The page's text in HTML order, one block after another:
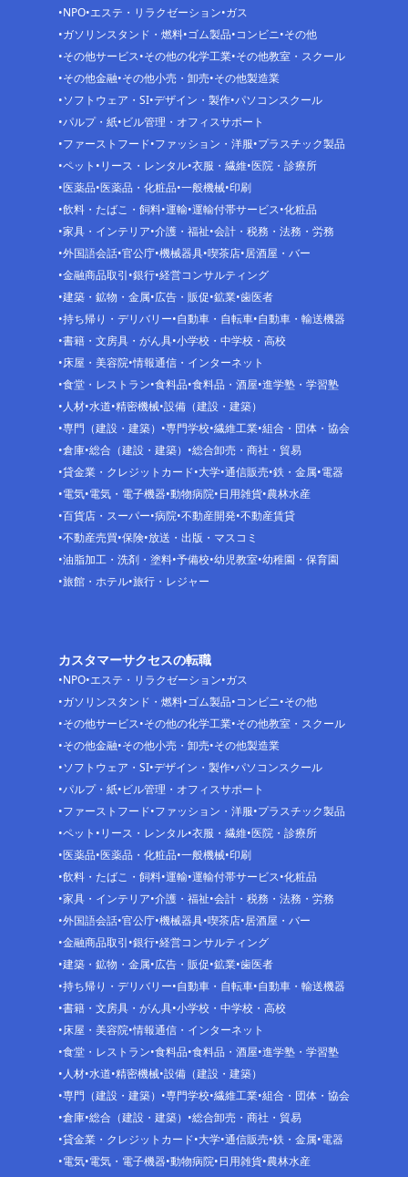
NPO エステ・リラクゼーション ガス
ガソリンスタンド・燃料 ゴム製品 コンビニ その他
その他サービス その他の化学工業 その他教室・スクール
その他金融 その他小売・卸売 その他製造業
ソフトウェア・SI デザイン・製作 パソコンスクール
パルプ・紙 ビル管理・オフィスサポート
ファーストフード ファッション・洋服 プラスチック製品
ペット リース・レンタル 衣服・繊維 医院・診療所
医薬品 医薬品・化粧品 一般機械 印刷
飲料・たばこ・飼料 運輸 運輸付帯サービス 化粧品
家具・インテリア 介護・福祉 会計・税務・法務・労務
外国語会話 官公庁 機械器具 喫茶店 居酒屋・バー
金融商品取引 銀行 経営コンサルティング
建築・鉱物・金属 広告・販促 鉱業 歯医者
持ち帰り・デリバリー 自動車・自転車 自動車・輸送機器
書籍・文房具・がん具 小学校・中学校・高校
床屋・美容院 情報通信・インターネット
食堂・レストラン 食料品 食料品・酒屋 進学塾・学習塾
人材 水道 精密機械 設備（建設・建築）
専門（建設・建築）
専門学校 繊維工業 組合・団体・協会
倉庫 総合（建設・建築）
総合卸売・商社・貿易
貸金業・クレジットカード 大学 通信販売 鉄・金属 電器
電気 電気・電子機器 動物病院 日用雑貨 農林水産
百貨店・スーパー 病院 不動産開発 不動産賃貸
不動産売買 保険 放送・出版・マスコミ
油脂加工・洗剤・塗料 予備校 幼児教室 幼稚園・保育園
旅館・ホテル 旅行・レジャー
カスタマーサクセスの転職
NPO エステ・リラクゼーション ガス
ガソリンスタンド・燃料 ゴム製品 コンビニ その他
その他サービス その他の化学工業 その他教室・スクール
その他金融 その他小売・卸売 その他製造業
ソフトウェア・SI デザイン・製作 パソコンスクール
パルプ・紙 ビル管理・オフィスサポート
ファーストフード ファッション・洋服 プラスチック製品
ペット リース・レンタル 衣服・繊維 医院・診療所
医薬品 医薬品・化粧品 一般機械 印刷
飲料・たばこ・飼料 運輸 運輸付帯サービス 化粧品
家具・インテリア 介護・福祉 会計・税務・法務・労務
外国語会話 官公庁 機械器具 喫茶店 居酒屋・バー
金融商品取引 銀行 経営コンサルティング
建築・鉱物・金属 広告・販促 鉱業 歯医者
持ち帰り・デリバリー 自動車・自転車 自動車・輸送機器
書籍・文房具・がん具 小学校・中学校・高校
床屋・美容院 情報通信・インターネット
食堂・レストラン 食料品 食料品・酒屋 進学塾・学習塾
人材 水道 精密機械 設備（建設・建築）
専門（建設・建築）
専門学校 繊維工業 組合・団体・協会
倉庫 総合（建設・建築）
総合卸売・商社・貿易
貸金業・クレジットカード 大学 通信販売 鉄・金属 電器
電気 電気・電子機器 動物病院 日用雑貨 農林水産